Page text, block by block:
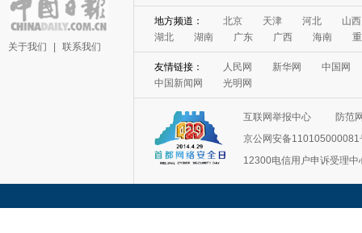
关于我们 联系我们
地方频道： 北京 天津 河北
山西
湖北
湖南 广东 广西 海南
友情链接： 人民网 新华网
中国网
中国新闻网
光明网
互联网举报中心
防范
京公网安备110105000081
12300电信用户申诉受理中